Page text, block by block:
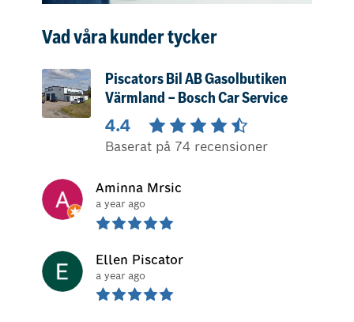
Vad våra kunder tycker
Piscators Bil AB Gasolbutiken
Värmland – Bosch Car Service
4.4
Baserat på 74 recensioner
Aminna Mrsic
a year ago
Ellen Piscator
a year ago